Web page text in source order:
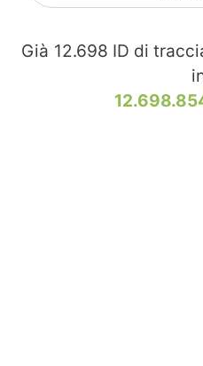
Già 12.698 ID di